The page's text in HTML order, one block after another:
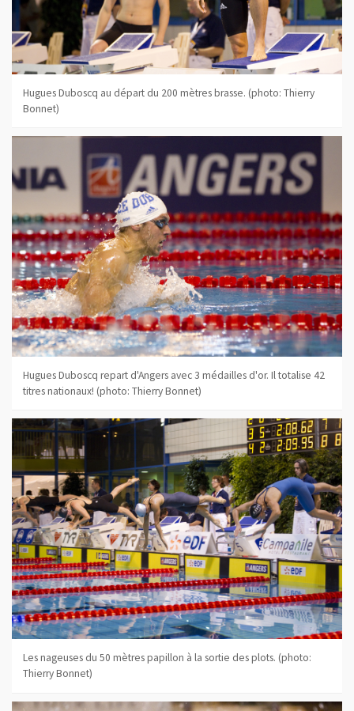
Hugues Duboscq au départ du 200 mètres brasse. (photo: Thierry
Bonnet)
Hugues Duboscq repart d'Angers avec 3 médailles d'or. Il totalise 42
titres nationaux! (photo: Thierry Bonnet)
Les nageuses du 50 mètres papillon à la sortie des plots. (photo:
Thierry Bonnet)